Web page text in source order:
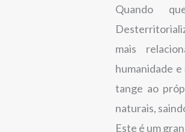
Quando
mais
humanidade
tange ao
naturais,
Este é um